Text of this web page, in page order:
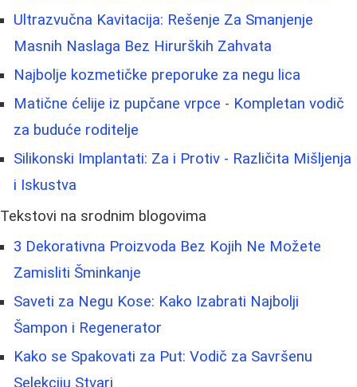
Ultrazvučna Kavitacija: Rešenje Za Smanjenje
Masnih Naslaga Bez Hirurških Zahvata
Najbolje kozmetičke preporuke za negu lica
Matične ćelije iz pupčane vrpce - Kompletan vodič
za buduće roditelje
Silikonski Implantati: Za i Protiv - Različita Mišljenja
i Iskustva
Tekstovi na srodnim blogovima
3 Dekorativna Proizvoda Bez Kojih Ne Možete
Zamisliti Šminkanje
Saveti za Negu Kose: Kako Izabrati Najbolji
Šampon i Regenerator
Kako se Spakovati za Put: Vodič za Savršenu
Selekciju Stvari